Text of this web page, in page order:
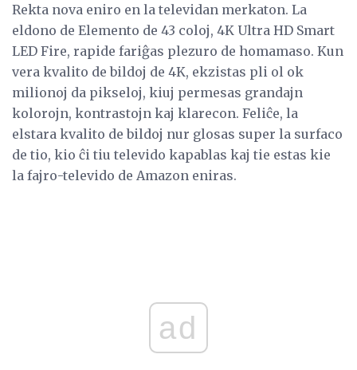
Rekta nova eniro en la televidan merkaton. La
eldono de Elemento de 43 coloj, 4K Ultra HD Smart
LED Fire, rapide fariĝas plezuro de homamaso. Kun
vera kvalito de bildoj de 4K, ekzistas pli ol ok
milionoj da pikseloj, kiuj permesas grandajn
kolorojn, kontrastojn kaj klarecon. Feliĉe, la
elstara kvalito de bildoj nur glosas super la surfaco
de tio, kio ĉi tiu televido kapablas kaj tie estas kie
la fajro-televido de Amazon eniras.
ad